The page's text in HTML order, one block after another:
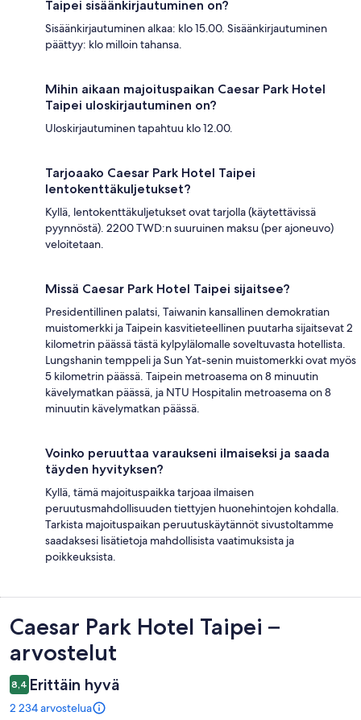
Taipei sisäänkirjautuminen on?
Sisäänkirjautuminen alkaa: klo 15.00. Sisäänkirjautuminen
päättyy: klo milloin tahansa.
Mihin aikaan majoituspaikan Caesar Park Hotel
Taipei uloskirjautuminen on?
Uloskirjautuminen tapahtuu klo 12.00.
Tarjoaako Caesar Park Hotel Taipei
lentokenttäkuljetukset?
Kyllä, lentokenttäkuljetukset ovat tarjolla (käytettävissä
pyynnöstä). 2200 TWD:n suuruinen maksu (per ajoneuvo)
veloitetaan.
Missä Caesar Park Hotel Taipei sijaitsee?
Presidentillinen palatsi, Taiwanin kansallinen demokratian
muistomerkki ja Taipein kasvitieteellinen puutarha sijaitsevat 2
kilometrin päässä tästä kylpylälomalle soveltuvasta hotellista.
Lungshanin temppeli ja Sun Yat-senin muistomerkki ovat myös
5 kilometrin päässä. Taipein metroasema on 8 minuutin
kävelymatkan päässä, ja NTU Hospitalin metroasema on 8
minuutin kävelymatkan päässä.
Voinko peruuttaa varaukseni ilmaiseksi ja saada
täyden hyvityksen?
Kyllä, tämä majoituspaikka tarjoaa ilmaisen
peruutusmahdollisuuden tiettyjen huonehintojen kohdalla.
Tarkista majoituspaikan peruutuskäytännöt sivustoltamme
saadaksesi lisätietoja mahdollisista vaatimuksista ja
poikkeuksista.
Arvostelut
Caesar Park Hotel Taipei –
arvostelut
8,4 Erittäin hyvä
2 234 arvostelua